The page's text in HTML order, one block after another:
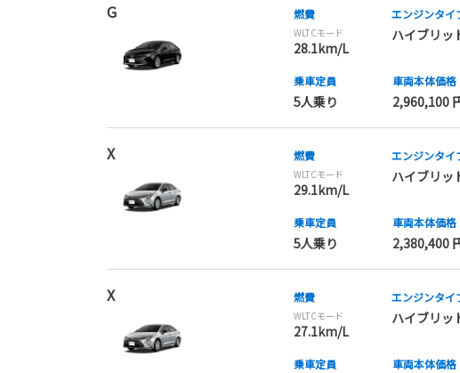
G 燃費
WLTCモード
28.1km/L
エンジンタイ
ハイブリッ
乗車定員
5人乗り
車両本体価格
2,960,100
X 燃費
WLTCモード
29.1km/L
エンジンタイ
ハイブリッ
乗車定員
5人乗り
車両本体価格
2,380,400
X 燃費
WLTCモード
27.1km/L
エンジンタイ
ハイブリッ
乗車定員 車両本体価格